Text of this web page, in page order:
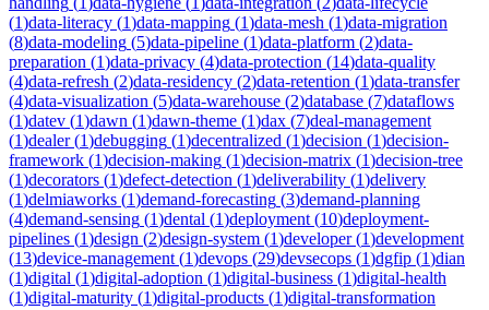
(1)data-literacy (1)data-mapping (1)data-mesh (1)data-migration
(8)data-modeling (5)data-pipeline (1)data-platform (2)data-
preparation (1)data-privacy (4)data-protection (14)data-quality
(4)data-refresh (2)data-residency (2)data-retention (1)data-transfer
(4)data-visualization (5)data-warehouse (2)database (7)dataflows
(1)datev (1)dawn (1)dawn-theme (1)dax (7)deal-management
(1)dealer(1)debugging (1)decentralized (1)decision (1)decision-
framework (1)decision-making (1)decision-matrix (1)decision-tree
(1)decorators (1)defect-detection (1)deliverability (1)delivery
(1)delmiaworks (1)demand-forecasting (3)demand-planning
(4)demand-sensing (1)dental (1)deployment (10)deployment-
pipelines (1)design (2)design-system (1)developer(1)development
(13)device-management (1)devops (29)devsecops (1)dgfip (1)dian
(1)digital (1)digital-adoption (1)digital-business (1)digital-health
(1)digital-maturity (1)digital-products (1)digital-transformation